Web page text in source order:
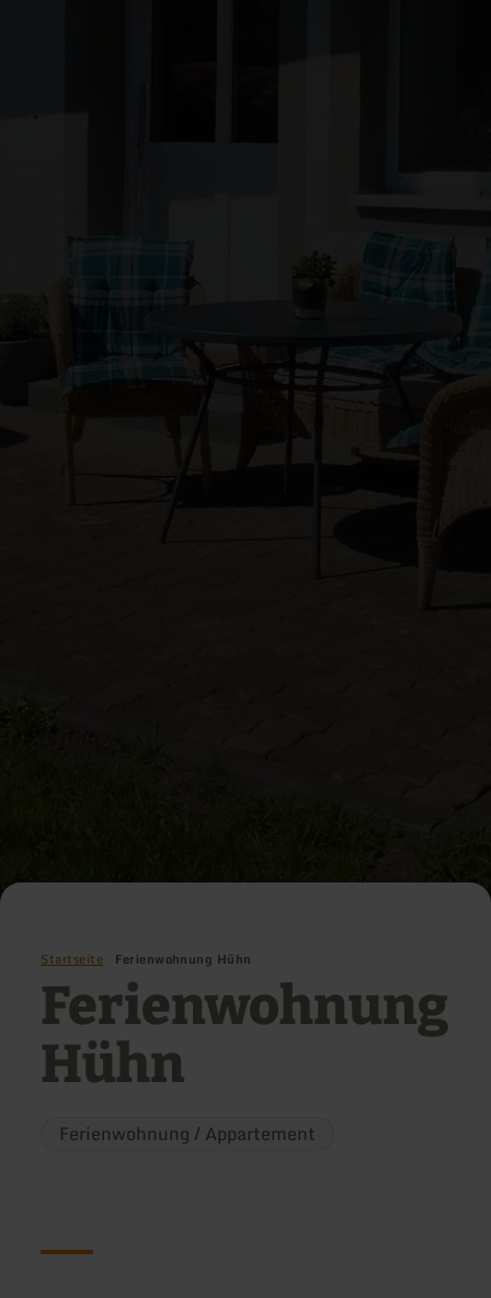
Startseite Ferienwohnung Hühn
Ferienwohnung
Hühn
Ferienwohnung / Appartement